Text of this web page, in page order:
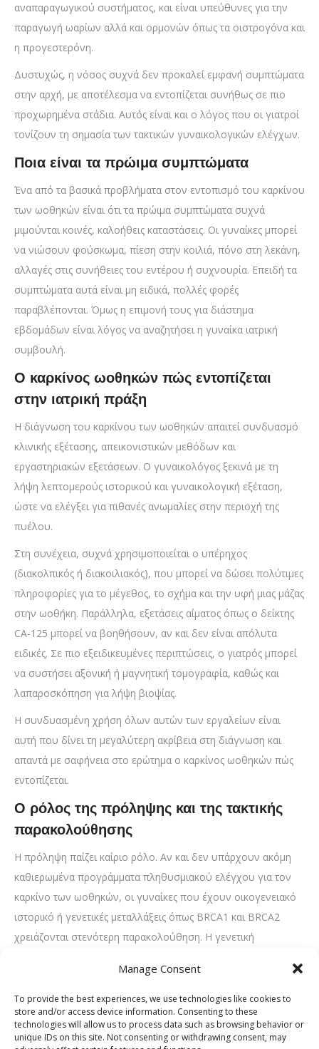
Manage Consent
To provide the best experiences, we use technologies like cookies to
store and/or access device information. Consenting to these
technologies will allow us to process data such as browsing behavior or
unique IDs on this site. Not consenting or withdrawing consent, may
αναπαραγωγικού συστήματος, και είναι υπεύθυνες για την
παραγωγή ωαρίων αλλά και ορμονών όπως τα οιστρογόνα και
η προγεστερόνη.
Δυστυχώς, η νόσος συχνά δεν προκαλεί εμφανή συμπτώματα
στην αρχή, με αποτέλεσμα να εντοπίζεται συνήθως σε πιο
προχωρημένα στάδια. Αυτός είναι και ο λόγος που οι γιατροί
τονίζουν τη σημασία των τακτικών γυναικολογικών ελέγχων.
Ποια είναι τα πρώιμα συμπτώματα
Ένα από τα βασικά προβλήματα στον εντοπισμό του καρκίνου
των ωοθηκών είναι ότι τα πρώιμα συμπτώματα συχνά
μιμούνται κοινές, καλοήθεις καταστάσεις. Οι γυναίκες μπορεί
να νιώσουν φούσκωμα, πίεση στην κοιλιά, πόνο στη λεκάνη,
αλλαγές στις συνήθειες του εντέρου ή συχνουρία. Επειδή τα
συμπτώματα αυτά είναι μη ειδικά, πολλές φορές
παραβλέπονται. Όμως η επιμονή τους για διάστημα
εβδομάδων είναι λόγος να αναζητήσει η γυναίκα ιατρική
συμβουλή.
Ο καρκίνος ωοθηκών πώς εντοπίζεται
στην ιατρική πράξη
Η διάγνωση του καρκίνου των ωοθηκών απαιτεί συνδυασμό
κλινικής εξέτασης, απεικονιστικών μεθόδων και
εργαστηριακών εξετάσεων. Ο γυναικολόγος ξεκινά με τη
λήψη λεπτομερούς ιστορικού και γυναικολογική εξέταση,
ώστε να ελέγξει για πιθανές ανωμαλίες στην περιοχή της
πυέλου.
Στη συνέχεια, συχνά χρησιμοποιείται ο υπέρηχος
(διακολπικός ή διακοιλιακός), που μπορεί να δώσει πολύτιμες
πληροφορίες για το μέγεθος, το σχήμα και την υφή μιας μάζας
στην ωοθήκη. Παράλληλα, εξετάσεις αίματος όπως ο δείκτης
CA-125 μπορεί να βοηθήσουν, αν και δεν είναι απόλυτα
ειδικές. Σε πιο εξειδικευμένες περιπτώσεις, ο γιατρός μπορεί
να συστήσει αξονική ή μαγνητική τομογραφία, καθώς και
λαπαροσκόπηση για λήψη βιοψίας.
Η συνδυασμένη χρήση όλων αυτών των εργαλείων είναι
αυτή που δίνει τη μεγαλύτερη ακρίβεια στη διάγνωση και
απαντά με σαφήνεια στο ερώτημα ο καρκίνος ωοθηκών πώς
εντοπίζεται.
Ο ρόλος της πρόληψης και της τακτικής
παρακολούθησης
Η πρόληψη παίζει καίριο ρόλο. Αν και δεν υπάρχουν ακόμη
καθιερωμένα προγράμματα πληθυσμιακού ελέγχου για τον
καρκίνο των ωοθηκών, οι γυναίκες που έχουν οικογενειακό
ιστορικό ή γενετικές μεταλλάξεις όπως BRCA1 και BRCA2
χρειάζονται στενότερη παρακολούθηση. Η γενετική
μειώσουν σημαντικά τον κίνδυνο ή να οδηγήσουν σε πιο
έγκαιρη διάγνωση.
Μπορεί να σας ενδιαφέρει:Ποιος είναι ο καλύτερος
γυναικολόγος στην Αθήνα;